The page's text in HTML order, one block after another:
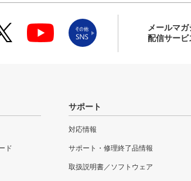
メールマガ
配信サービ
ド
サポート
対応情報
サポート・修理終了品情報
取扱説明書／ソフトウェア